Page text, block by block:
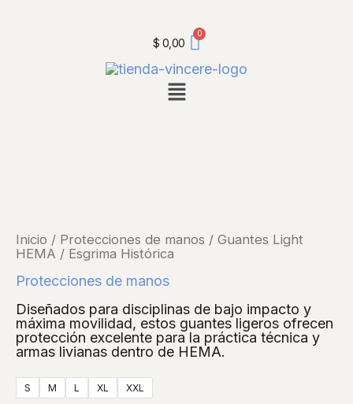
$ 0,00
Inicio / Protecciones de manos / Guantes Light
HEMA / Esgrima Histórica
Protecciones de manos
Diseñados para disciplinas de bajo impacto y
máxima movilidad, estos guantes ligeros ofrecen
protección excelente para la práctica técnica y
armas livianas dentro de HEMA.
S M L XL XXL
cantidad